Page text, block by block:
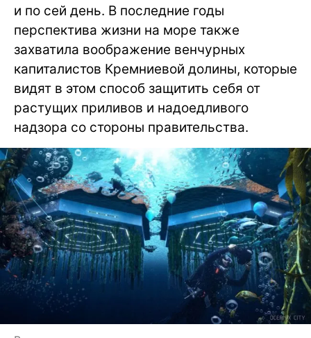
и по сей день. В последние годы
перспектива жизни на море также
захватила воображение венчурных
капиталистов Кремниевой долины, которые
видят в этом способ защитить себя от
растущих приливов и надоедливого
надзора со стороны правительства.